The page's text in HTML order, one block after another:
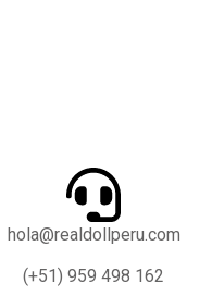
hola@realdollperu.com
(+51) 959 498 162